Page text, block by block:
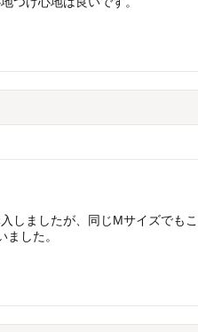
しましたが、同じMサイズでも
した。